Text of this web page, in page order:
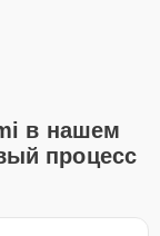
в нашем
процесс